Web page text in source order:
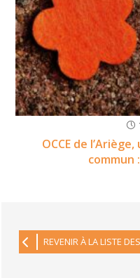
OCCE de
commun
REVENIR À LA LISTE